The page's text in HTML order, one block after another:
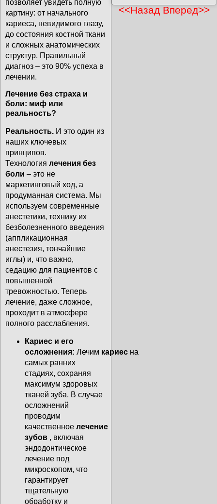
позволяет увидеть полную
картину: от начального
кариеса, невидимого глазу,
до состояния костной ткани
и сложных анатомических
структур. Правильный
диагноз – это 90% успеха в
лечении.
Лечение без страха и
боли: миф или
реальность?
Реальность. И это один из
наших ключевых
принципов.
Технология лечения без
боли – это не
маркетинговый ход, а
продуманная система. Мы
используем современные
анестетики, технику их
безболезненного введения
(аппликационная
анестезия, тончайшие
иглы) и, что важно,
седацию для пациентов с
повышенной
тревожностью. Теперь
лечение, даже сложное,
проходит в атмосфере
полного расслабления.
Кариес и его
осложнения: Лечим кариес на
самых ранних
стадиях, сохраняя
максимум здоровых
тканей зуба. В случае
осложнений
проводим
качественное лечение
зубов , включая
эндодонтическое
лечение под
микроскопом, что
гарантирует
тщательную
обработку и
<<Назад Вперед>>